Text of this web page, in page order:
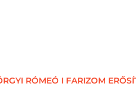
RÓMEÓ I FARIZOM